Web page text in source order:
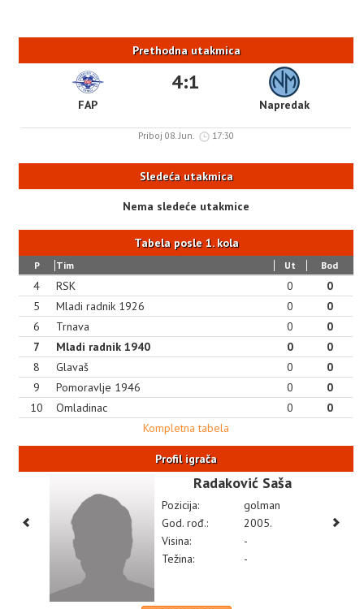
Prethodna utakmica
4:1
FAP Napredak
Priboj 08. Jun. 17:30
Sledeća utakmica
Nema sledeće utakmice
Tabela posle 1. kola
P Tim Ut Bod
4 RSK 0
0
5
Mladi radnik 1926 0
0
6
Trnava 0
0
7
Mladi radnik 1940 0
0
8
Glavaš 0
0
9
Pomoravlje 1946 0
0
10
Omladinac 0
0
Kompletna tabela
Profil igrača
Radaković Saša
Pozicija:
golman
God. rođ.:
2005.
Visina:
-
Težina:
-